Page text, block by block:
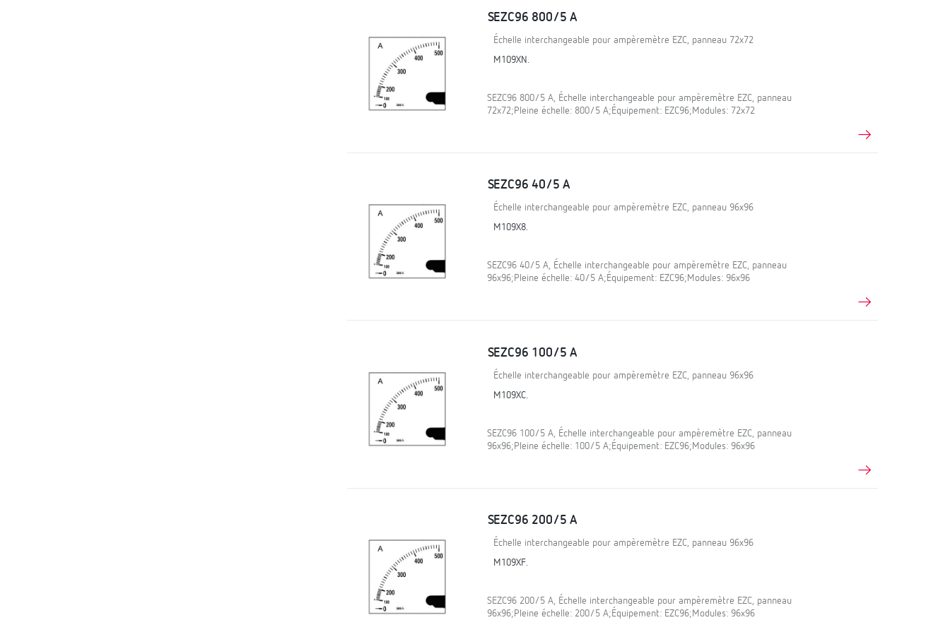
SEZC96 800/5 A
Échelle interchangeable pour ampèremètre EZC, panneau 72x72
M109XN.
SEZC96 800/5 A, Échelle interchangeable pour ampèremètre EZC, panneau
72x72;Pleine échelle: 800/5 A;Équipement: EZC96;Modules: 72x72
SEZC96 40/5 A
Échelle interchangeable pour ampèremètre EZC, panneau 96x96
M109X8.
SEZC96 40/5 A, Échelle interchangeable pour ampèremètre EZC, panneau
96x96;Pleine échelle: 40/5 A;Équipement: EZC96;Modules: 96x96
SEZC96 100/5 A
Échelle interchangeable pour ampèremètre EZC, panneau 96x96
M109XC.
SEZC96 100/5 A, Échelle interchangeable pour ampèremètre EZC, panneau
96x96;Pleine échelle: 100/5 A;Équipement: EZC96;Modules: 96x96
SEZC96 200/5 A
Échelle interchangeable pour ampèremètre EZC, panneau 96x96
M109XF.
SEZC96 200/5 A, Échelle interchangeable pour ampèremètre EZC, panneau
96x96;Pleine échelle: 200/5 A;Équipement: EZC96;Modules: 96x96